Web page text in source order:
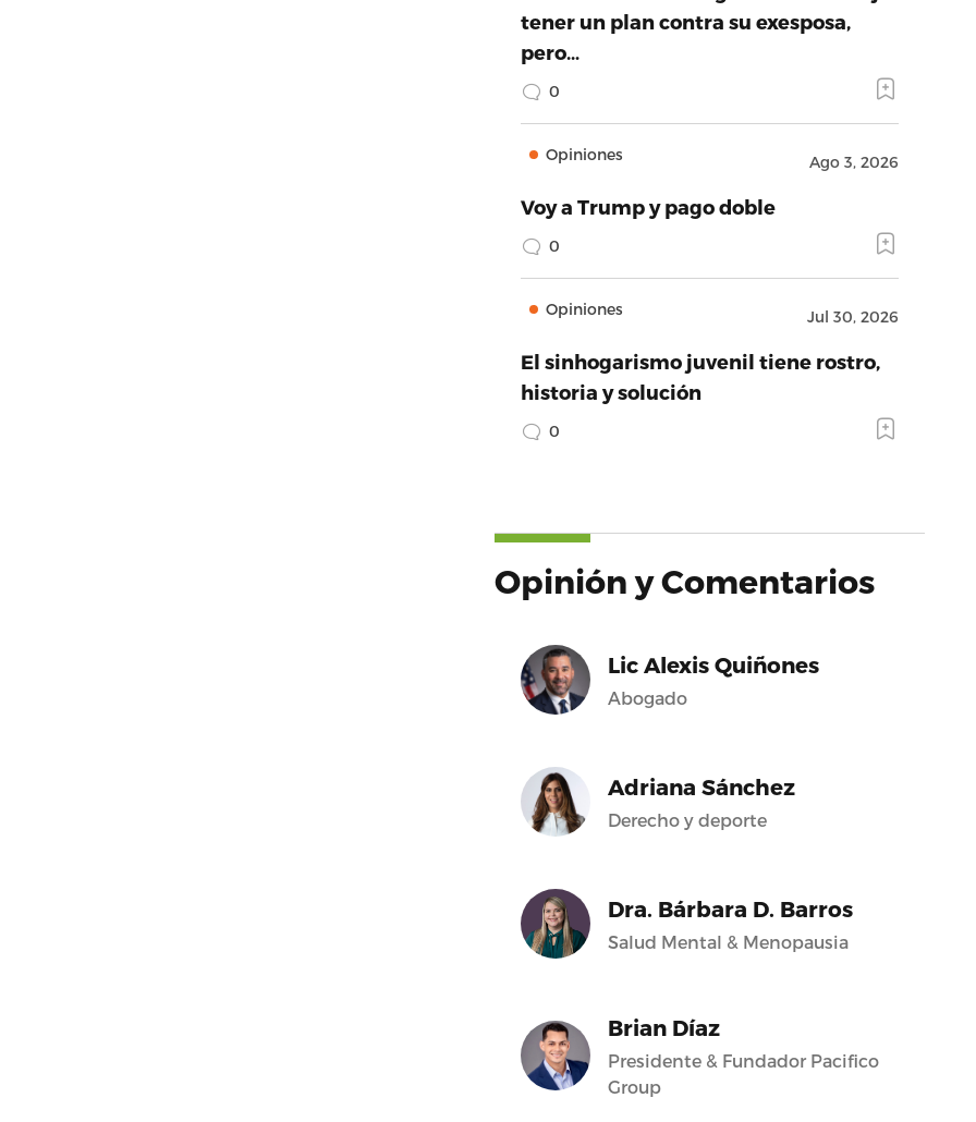
tener un plan contra su exesposa,
pero…
0
Opiniones Ago 3, 2026
Voy a Trump y pago doble
0
Opiniones Jul 30, 2026
El sinhogarismo juvenil tiene rostro,
historia y solución
0
Opinión y Comentarios
Lic Alexis Quiñones
Abogado
Adriana Sánchez
Derecho y deporte
Dra. Bárbara D. Barros
Salud Mental & Menopausia
Brian Díaz
Presidente & Fundador Pacifico
Group